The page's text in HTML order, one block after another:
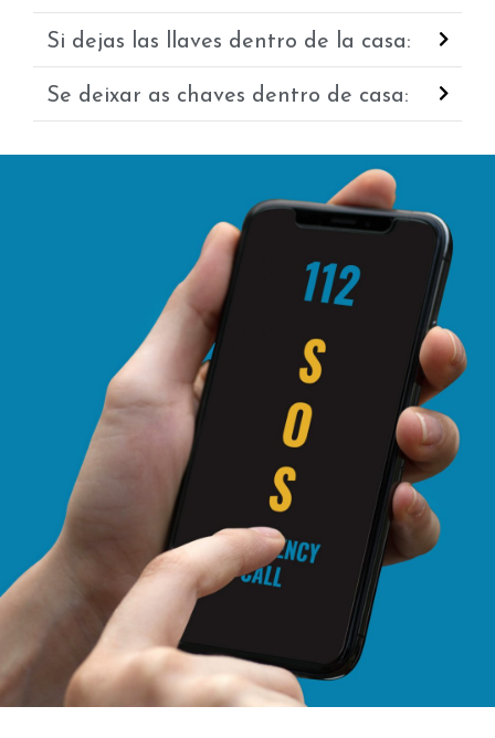
Si dejas las llaves dentro de la casa:
Se deixar as chaves dentro de casa: